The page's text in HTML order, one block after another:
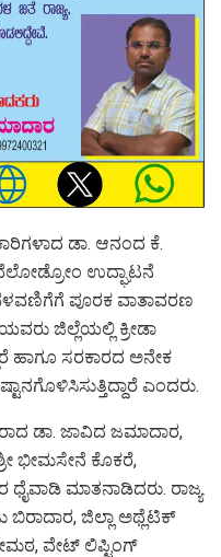
ಡಾ. ಆನಂದ ಕೆ.
ವೆಲೋಡ್ರೋಂ ಉದ್ಘಾಟನೆ
ಪೂರಕ ವಾತಾವರಣ
ಜಿಲ್ಲೆಯಲ್ಲಿ ಕ್ರೀಡಾ
ಹಾಗೂ ಸರಕಾರದ ಅನೇಕ
ಎಂದರು.
ಡಾ. ಜಾವಿದ ಜಮಾದಾರ,
ಭೀಮಸೇನೆ ಕೊಕರೆ,
ಮಾತನಾಡಿದರು. ರಾಜ್ಯ
ಬಿರಾದಾರ, ಜಿಲ್ಲಾ ಅಥ್ಲೆಟಿಕ್
ವೇಟ್ ಲಿಪ್ಟಿಂಗ್